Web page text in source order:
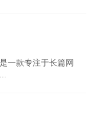
一款专注于长篇网